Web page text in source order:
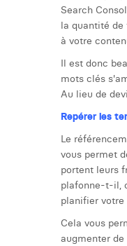
Search
la quantité
à votre
Il est donc
mots clés
Au lieu de
Repérer les
Le
vous permet
portent leurs
plafonne-t-il,
planifier
Cela vous
augmenter